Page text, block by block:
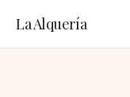
La Alquería